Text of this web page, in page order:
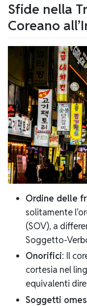
Sfide nella
Coreano
Ordine delle
solitamente
(SOV), a
Soggetto-
Onorifici: Il
cortesia nel
equivalenti
Soggetti